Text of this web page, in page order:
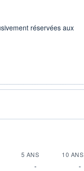
réservées aux
5 ANS
10 ANS
- -